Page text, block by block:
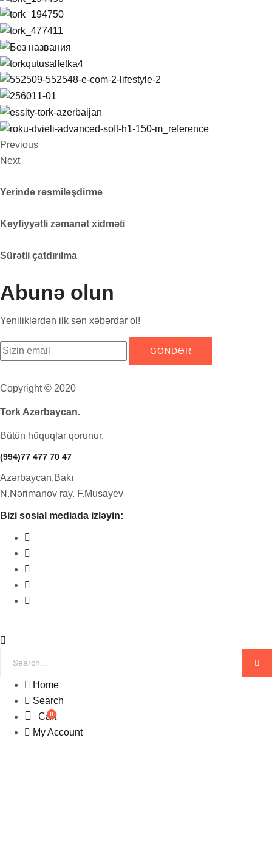
Previous
Next
Yerində rəsmiləşdirmə
Keyfiyyətli zəmanət xidməti
Sürətli çatdırılma
Abunə olun
Yeniliklərdən ilk sən xəbərdar ol!
Copyright © 2020
Tork Azərbaycan.
Bütün hüquqlar qorunur.
(994)77 477 70 47
Azərbaycan,Bakı
N.Nərimanov ray. F.Musayev
Bizi sosial mediada izləyin:
Home
Search
0
Cart
My Account